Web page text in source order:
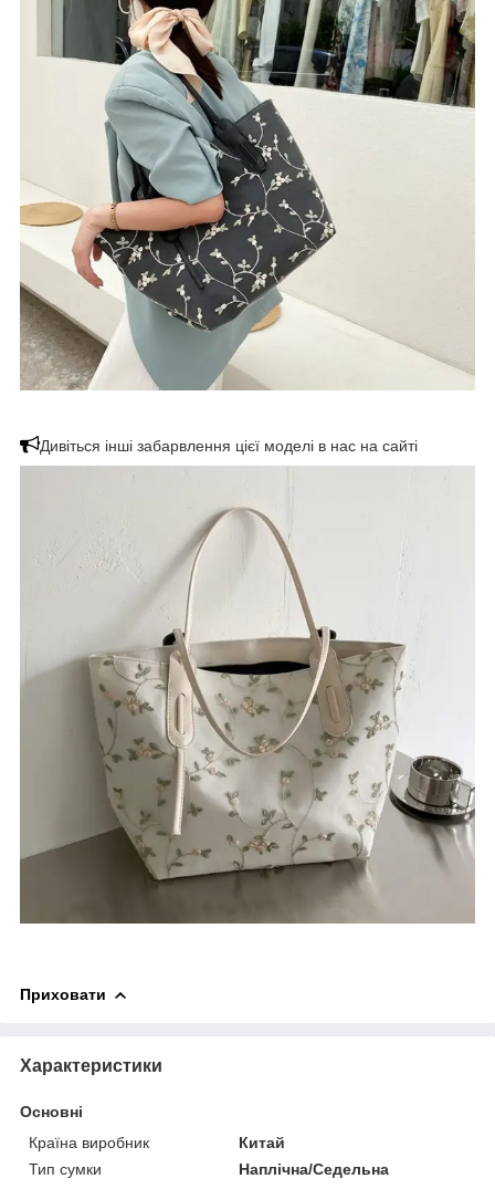
Дивіться інші забарвлення цієї моделі в нас на сайті
Приховати
Характеристики
Основні
Країна виробник
Китай
Тип сумки
Наплічна/Седельна